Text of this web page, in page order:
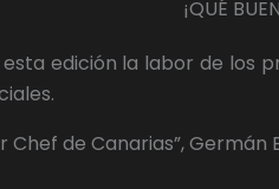
¡QUÉ
edición la labor de los
Chef de Canarias”,